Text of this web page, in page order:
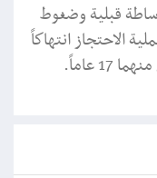
قبلية وضغوط
الاحتجاز انتهاكاً
عاماً.